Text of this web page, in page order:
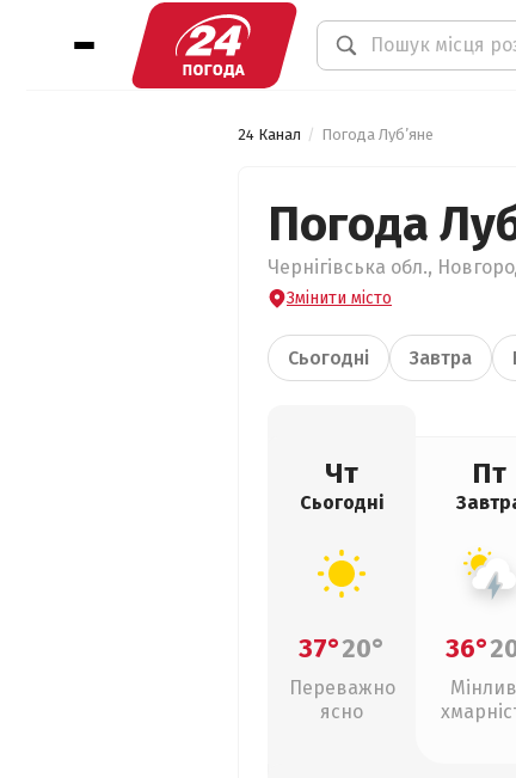
24 Канал Погода Луб’яне
Погода
Чернігівська обл.,
Змінити місто
Сьогодні Завтра
Чт
Сьогодні
37°20°
Переважно
ясно
Пт
36°